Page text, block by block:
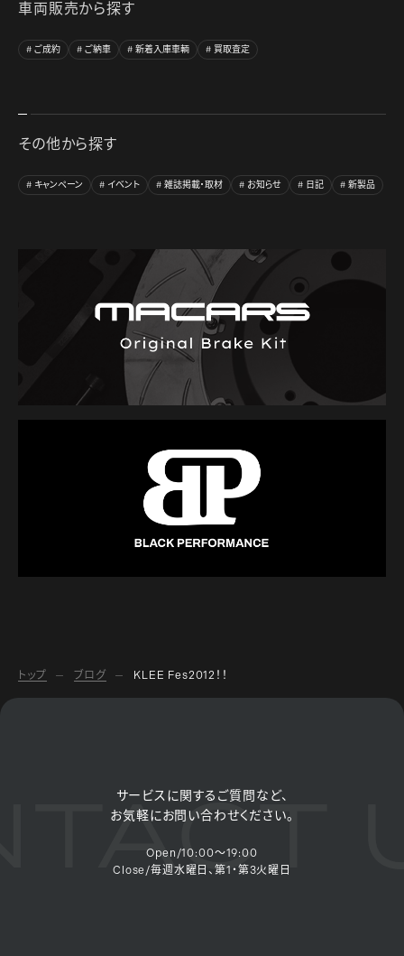
車両販売から探す
ご成約 ご納車 新着入庫車輌 買取査定
その他から探す
キャンペーン イベント 雑誌掲載・取材 お知らせ 日記 新製品
トップ ブログ KLEE Fes2012！！
サービスに関するご質問など、
お気軽にお問い合わせください。
Open/10:00～19:00
Close/毎週水曜日、第1・第3火曜日